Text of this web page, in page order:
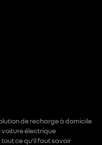
de recharge à domicile
voiture électrique
tout ce qu’il faut savoir